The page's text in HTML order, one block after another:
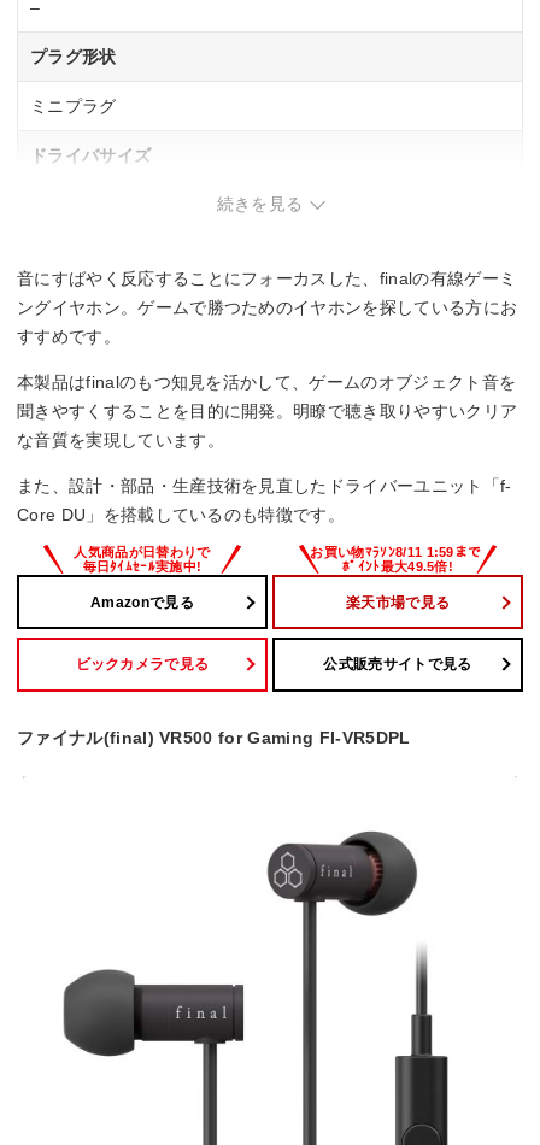
–
プラグ形状
ミニプラグ
ドライバサイズ
1.2 m
–
リケーブル
続きを見る
音にすばやく反応することにフォーカスした、finalの有線ゲーミ
ングイヤホン。ゲームで勝つためのイヤホンを探している方にお
すすめです。
本製品はfinalのもつ知見を活かして、ゲームのオブジェクト音を
聞きやすくすることを目的に開発。明瞭で聴き取りやすいクリア
な音質を実現しています。
また、設計・部品・生産技術を見直したドライバーユニット「f-
Core DU」を搭載しているのも特徴です。
Amazonで見る 楽天市場で見る
ビックカメラで見る 公式販売サイトで見る
ファイナル(final) VR500 for Gaming FI-VR5DPL